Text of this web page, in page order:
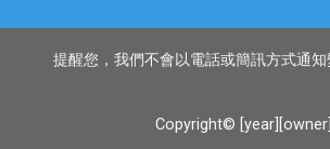
提醒您，我們不會以電話或簡訊方式通知
Copyright© [year][owner]